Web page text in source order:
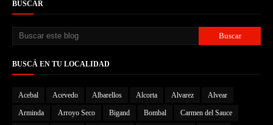
BUSCAR
BUSCÁ EN TU LOCALIDAD
Acebal Acevedo Albarellos Alcorta Alvarez Alvear
Arminda Arroyo Seco Bigand Bombal Carmen del Sauce